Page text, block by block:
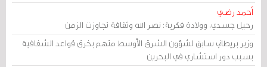
أحمد رضي
رحيل جسدي، وولادة فكرية: نصر الله وثقافة تجاوزت الزمن
وزير بريطاني سابق لشؤون الشرق الأوسط متهم بخرق قواعد الشفافية
بسبب دور استشاري في البحرين